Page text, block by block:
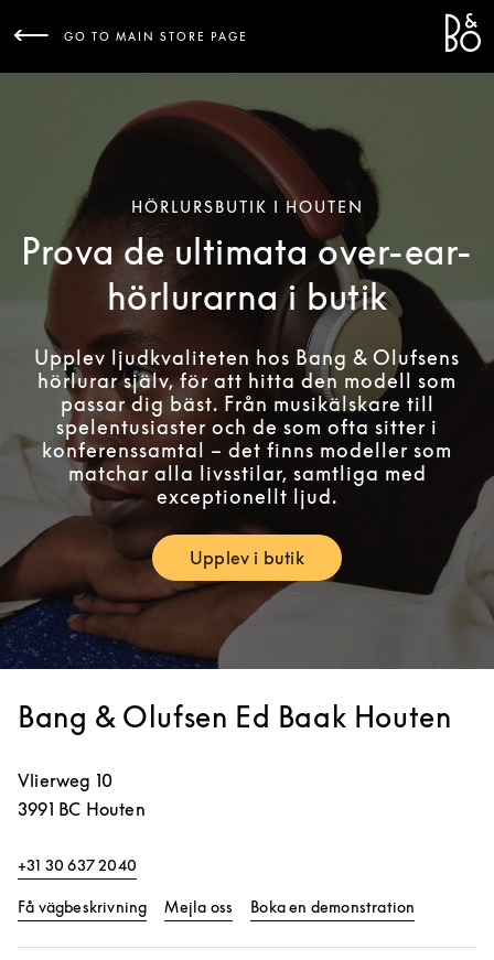
GO TO MAIN STORE PAGE
HÖRLURSBUTIK I HOUTEN
Prova de ultimata over-ear-
hörlurarna i butik
Upplev ljudkvaliteten hos Bang & Olufsens
hörlurar själv, för att hitta den modell som
passar dig bäst. Från musikälskare till
spelentusiaster och de som ofta sitter i
konferenssamtal – det finns modeller som
matchar alla livsstilar, samtliga med
exceptionellt ljud.
Upplev i butikLink Opens in New Tab
Bang & Olufsen Ed Baak Houten
Vlierweg 10
3991 BC Houten
+31 30 637 2040
Få vägbeskrivningLink Opens in New Tab
Mejla oss Boka en demonstration